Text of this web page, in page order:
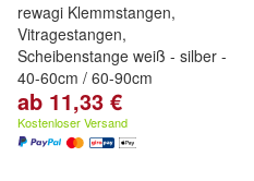
rewagi Klemmstangen,
Vitragestangen,
Scheibenstange weiß - silber -
40-60cm / 60-90cm
ab 11,33 €
Kostenloser Versand